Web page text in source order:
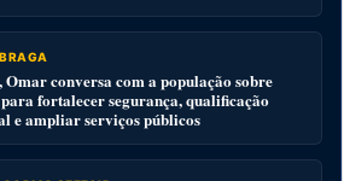
conversa com a população sobre
fortalecer segurança, qualificação
e ampliar serviços públicos